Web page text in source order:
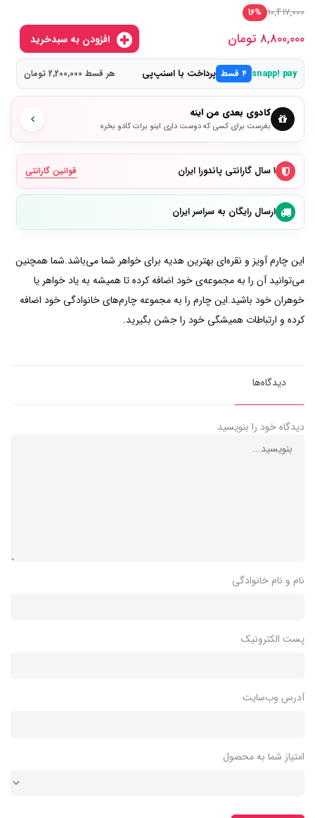
10,417,000
16%
8,800,000 تومان
snapp! pay ۴ قسط پرداخت با اسنپ‌پی هر قسط 2,200,000 تومان
کادوی بعدی من اینه
بفرست برای کسی که دوست داری اینو برات کادو بخره
۱ سال گارانتی پاندورا ایران قوانین گارانتی
ارسال رایگان به سراسر ایران
این چارم آویز و نقره‌ای بهترین هدیه برای خواهر شما می‌باشد.شما همچنین
می‌توانید آن را به مجموعه‌ی خود اضافه کرده تا همیشه به یاد خواهر یا
خوهران خود باشید.این چارم را به مجموعه چارم‌های خانوادگی خود اضافه
کرده و ارتباطات همیشگی خود را جشن بگیرید.
دیدگاه‌ها
دیدگاه خود را بنویسید
نام و نام خانوادگی
پست الکترونیک
آدرس وب‌سایت
امتیاز شما به محصول